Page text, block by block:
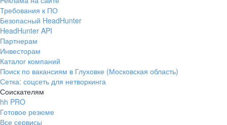
Требования к ПО
Безопасный HeadHunter
HeadHunter API
Партнерам
Инвесторам
Каталог компаний
Поиск по вакансиям в Глуховке (Московская область)
Сетка: соцсеть для нетворкинга
Соискателям
hh PRO
Готовое резюме
Все сервисы